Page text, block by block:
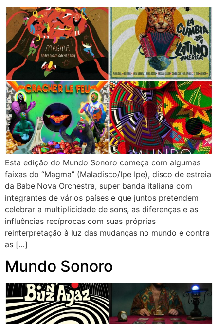
Esta edição do Mundo Sonoro começa com algumas
faixas do “Magma” (Maladisco/Ipe Ipe), disco de estreia
da BabelNova Orchestra, super banda italiana com
integrantes de vários países e que juntos pretendem
celebrar a multiplicidade de sons, as diferenças e as
influências recíprocas com suas próprias
reinterpretação à luz das mudanças no mundo e contra
as […]
Mundo Sonoro